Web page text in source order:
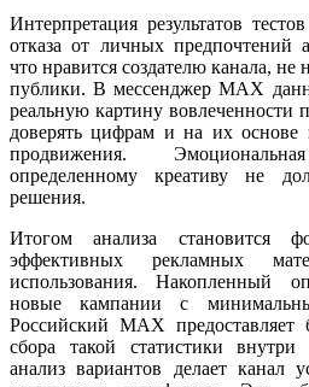
Интерпретация результатов
отказа от личных предпочтений
что нравится создателю канала,
публики. В мессенджер MAX
реальную картину вовлеченности
доверять цифрам и на их основе
продвижения.
определенному креативу не
решения.
Итогом анализа становится
эффективных рекламных
использования. Накопленный
новые кампании с
Российский MAX предоставляет
сбора такой статистики
анализ вариантов делает канал